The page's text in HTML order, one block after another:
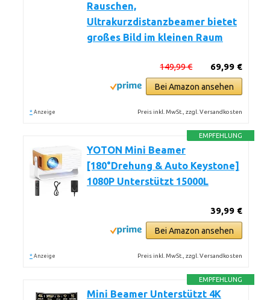
Rauschen,
Ultrakurzdistanzbeamer bietet
großes Bild im kleinen Raum
69,99 €
149,99 €
Bei Amazon ansehen
* Anzeige Preis inkl. MwSt., zzgl. Versandkosten
EMPFEHLUNG
YOTON Mini Beamer
[180°Drehung & Auto Keystone]
1080P Unterstützt 15000L
39,99 €
Bei Amazon ansehen
* Anzeige Preis inkl. MwSt., zzgl. Versandkosten
EMPFEHLUNG
Mini Beamer Unterstützt 4K